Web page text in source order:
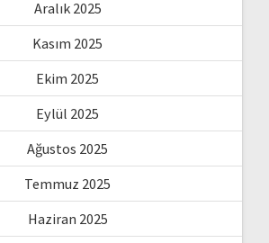
Aralık 2025
Kasım 2025
Ekim 2025
Eylül 2025
Ağustos 2025
Temmuz 2025
Haziran 2025